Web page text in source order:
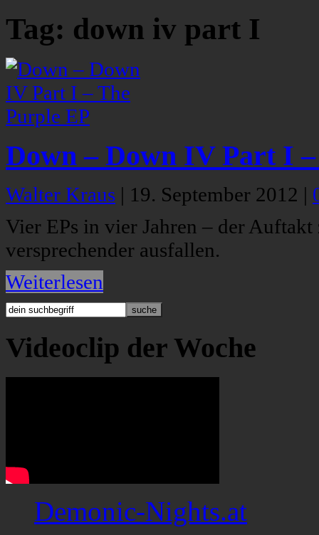
Tag: down iv part I
Down – Down IV Part I
Walter Kraus | 19. September 2012 |
Vier EPs in vier Jahren – der
versprechender ausfallen.
Weiterlesen
Videoclip der Woche
Demonic-Nights.at